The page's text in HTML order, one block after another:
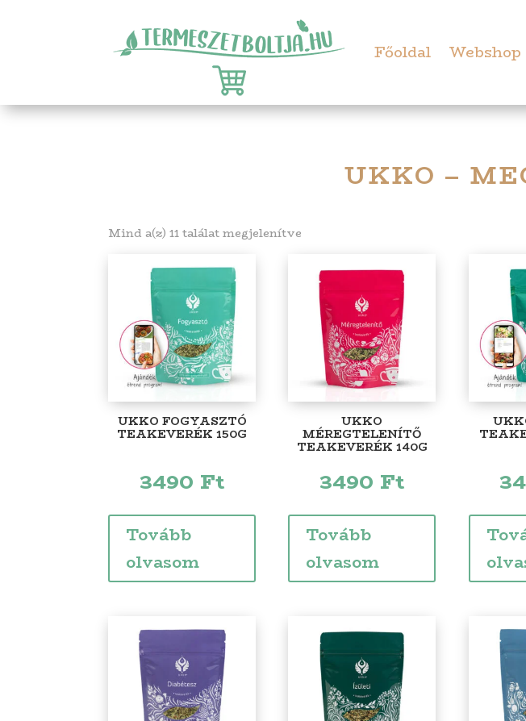
Főoldal Webshop
UKKO –
Mind a(z) 11 találat megjelenítve
latest
UKKO FOGYASZTÓ
TEAKEVERÉK 150G
3490 Ft
Tovább
olvasom
UKKO
MÉREGTELENÍTŐ
TEAKEVERÉK 140G
3490 Ft
Tovább
olvasom